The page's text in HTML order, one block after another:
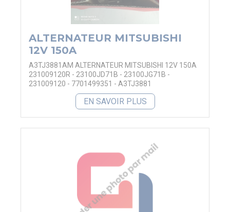
ALTERNATEUR MITSUBISHI
12V 150A
A3TJ3881AM ALTERNATEUR MITSUBISHI 12V 150A
231009120R - 23100JD71B - 23100JG71B -
231009120 - 7701499351 - A3TJ3881
EN SAVOIR PLUS